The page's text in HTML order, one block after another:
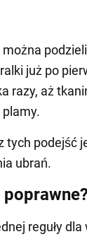
już po
razy, aż
tych podejść
ubrań.
reguły